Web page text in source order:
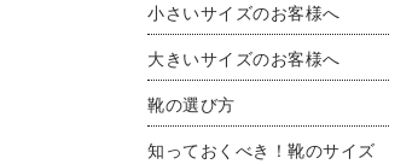
小さいサイズのお客様へ
大きいサイズのお客様へ
靴の選び方
知っておくべき！靴のサイズ